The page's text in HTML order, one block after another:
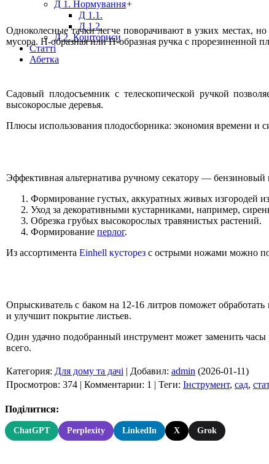
Д 1. Нормування+
Д 1.1.
Д 1.2.
Д 2. Кошториси
Статті
Абетка
Одноколесные тачки легче поворачивают в узких местах,
мусора. Н-образная или П-образная ручка с прорезиненной
Садовый плодосъемник с телескопической ручкой
высокорослые деревья.
Плюсы использования плодосборника: экономия времени и
Эффективная альтернатива ручному секатору —
Формирование густых, аккуратных живых изгородей
Уход за декоративными кустарниками, например,
Обрезка грубых высокорослых травянистых растений.
Формирование перлог.
Из ассортимента Einhell кусторез с острыми ножами можно
Опрыскиватель с баком на 12-16 литров поможет
и улучшит покрытие листьев.
Один удачно подобранный инструмент может заменить часы
всего.
Категория: Для дому та дачі | Добавил: admin (2026-01-11)
Просмотров: 374 | Комментарии: 1 | Теги: Інструмент, сад,
Поділитися:
ChatGPT Perplexity LinkedIn X Grok